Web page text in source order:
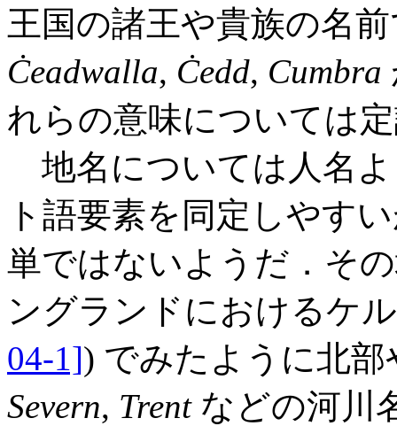
王国の諸王や貴族の名
Ċeadwalla, Ċedd, Cumbra
れらの意味については
地名については人名
ト語要素を同定しやす
単ではないようだ．そ
ングランドにおけるケ
04-1]) でみたように北
Severn, Trentなどの河川